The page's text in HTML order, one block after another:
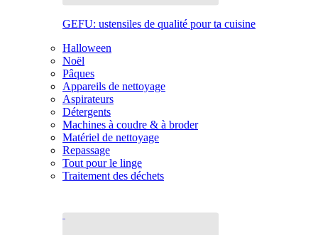
GEFU: ustensiles de qualité pour ta cuisine
Halloween
Noël
Pâques
Appareils de nettoyage
Aspirateurs
Détergents
Machines à coudre & à broder
Matériel de nettoyage
Repassage
Tout pour le linge
Traitement des déchets